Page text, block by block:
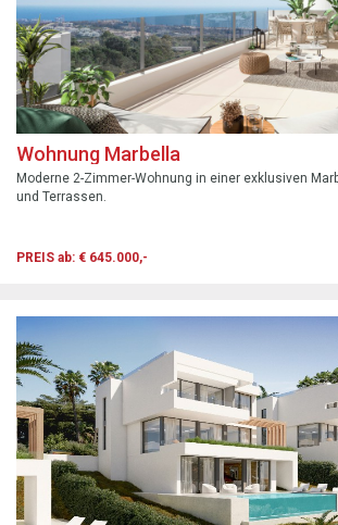
Wohnung Marbella
Moderne 2-Zimmer-Wohnung in einer exklusiven
und Terrassen.
PREIS ab: € 645.000,-